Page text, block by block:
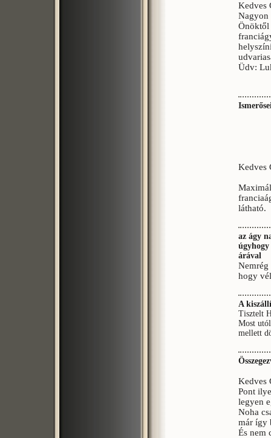
Kedves
Nagyon
Önöktől
Üdv:
Kedves
látható.
az ágy
árával
Nemrég
hogy
A
Tisztelt
Most
mellett
Kedves
Pont
legyen
Noha
már így
És nem